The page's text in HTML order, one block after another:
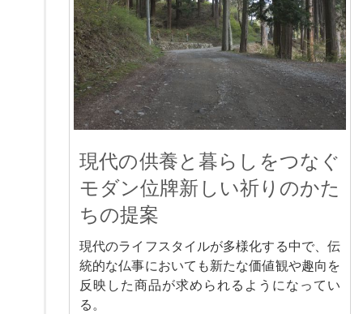
現代の供養と暮らしをつなぐ
モダン位牌新しい祈りのかた
ちの提案
現代のライフスタイルが多様化する中で、伝
統的な仏事においても新たな価値観や趣向を
反映した商品が求められるようになってい
る。